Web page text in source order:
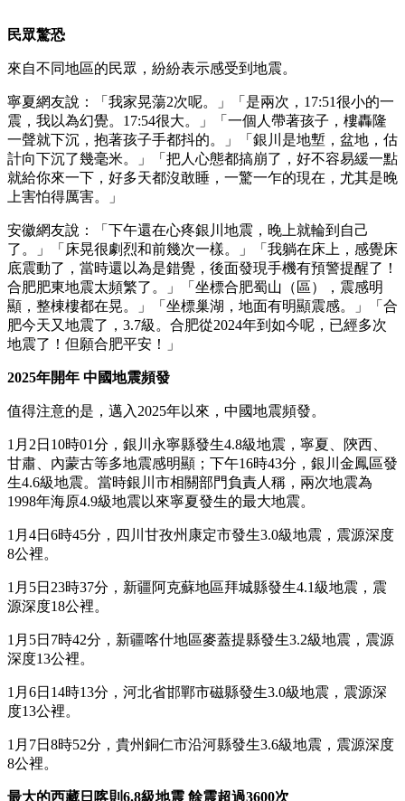
民眾驚恐
來自不同地區的民眾，紛紛表示感受到地震。
寧夏網友說：「我家晃蕩2次呢。」「是兩次，17:51很小的一
震，我以為幻覺。17:54很大。」「一個人帶著孩子，樓轟隆
一聲就下沉，抱著孩子手都抖的。」「銀川是地塹，盆地，估
計向下沉了幾毫米。」「把人心態都搞崩了，好不容易緩一點
就給你來一下，好多天都沒敢睡，一驚一乍的現在，尤其是晚
上害怕得厲害。」
安徽網友說：「下午還在心疼銀川地震，晚上就輪到自己
了。」「床晃很劇烈和前幾次一樣。」「我躺在床上，感覺床
底震動了，當時還以為是錯覺，後面發現手機有預警提醒了！
合肥肥東地震太頻繁了。」「坐標合肥蜀山（區），震感明
顯，整棟樓都在晃。」「坐標巢湖，地面有明顯震感。」「合
肥今天又地震了，3.7級。合肥從2024年到如今呢，已經多次
地震了！但願合肥平安！」
2025年開年 中國地震頻發
值得注意的是，邁入2025年以來，中國地震頻發。
1月2日10時01分，銀川永寧縣發生4.8級地震，寧夏、陝西、
甘肅、內蒙古等多地震感明顯；下午16時43分，銀川金鳳區發
生4.6級地震。當時銀川市相關部門負責人稱，兩次地震為
1998年海原4.9級地震以來寧夏發生的最大地震。
1月4日6時45分，四川甘孜州康定市發生3.0級地震，震源深度
8公裡。
1月5日23時37分，新疆阿克蘇地區拜城縣發生4.1級地震，震
源深度18公裡。
1月5日7時42分，新疆喀什地區麥蓋提縣發生3.2級地震，震源
深度13公裡。
1月6日14時13分，河北省邯鄲市磁縣發生3.0級地震，震源深
度13公裡。
1月7日8時52分，貴州銅仁市沿河縣發生3.6級地震，震源深度
8公裡。
最大的西藏日喀則6.8級地震 餘震超過3600次